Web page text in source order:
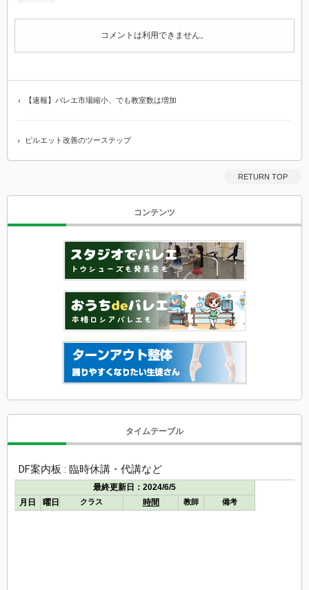
コメントは利用できません。
【速報】バレエ市場縮小、でも教室数は増加
ピルエット改善のツーステップ
RETURN TOP
コンテンツ
タイムテーブル